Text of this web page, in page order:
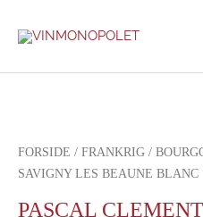
FORSIDE / FRANKRIG /
SAVIGNY LES BEAUNE BLANC
PASCAL